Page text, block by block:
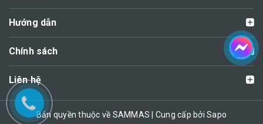
Hướng dẫn
Chính sách
Liên hệ
Bản quyền thuộc về SAMMAS | Cung cấp bởi Sapo